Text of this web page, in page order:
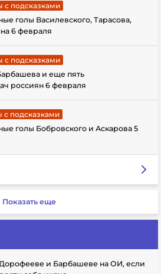
с подсказками
голы Василевского, Тарасова,
6 февраля
с подсказками
и еще пять
россиян 6 февраля
с подсказками
голы Бобровского и Аскарова 5
Показать еще
и Барбашеве на ОИ, если